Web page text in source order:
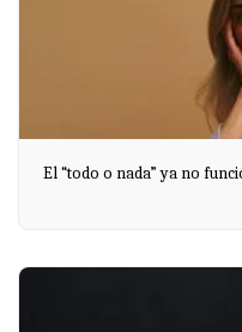
El “todo o nada” ya no